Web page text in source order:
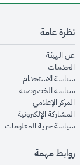
نظرة عامة
عن الهيئةnew window
الخدماتnew window
سياسة الاستخدام
سياسة الخصوصية
المركز الإعلاميwindow
المشاركة الإلكترونية
سياسة حرية المعلومات
روابط مهمة